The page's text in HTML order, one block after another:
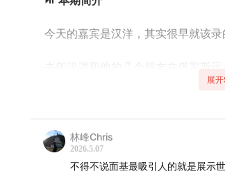
今天的嘉宾是汉洋，其实很早就该录
去年汉洋和他的几个朋友在俄罗斯
们的二地主，是一个在俄罗斯种了
几个年轻人，种1200亩地，按照中
敢这么拍。
展
林峰Chris
2026.5.07
不得不说面基最吸引人的就是展示